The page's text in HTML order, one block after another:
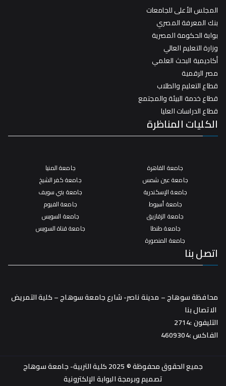
المجلس الأعلى للجامعات
بنك المعرفة المصري
بوابة الحكومة المصرية
وزارة التعليم العالي
أكاديمية البحث العلمي
مصر الرقمية
قطاع التعليم والطلاب
قطاع خدمة البيئة والمجتمع
قطاع الدراسات العليا
الكليات المناظرة
جامعة القاهرة
جامعة عين شمس
جامعة الإسكندرية
جامعة أسيوط
جامعة الزقازيق
جامعة طنطا
جامعة المنصورة
جامعة المنيا
جامعة كفر الشيخ
جامعة بني سويف
جامعة الفيوم
جامعة السويس
جامعة قناة السويس
اتصل بنا
محافظة سوهاج – مدينة ناصر- شارع جامعة سوهاج – كلية التمريض
الاتصال بنا
التليفون :2714
الفاكس :4609304
جميع الحقوق محفوظة © 2025 كلية التربية- جامعة سوهاج
تصميم وبرمجةالبوابة الإلكترونية